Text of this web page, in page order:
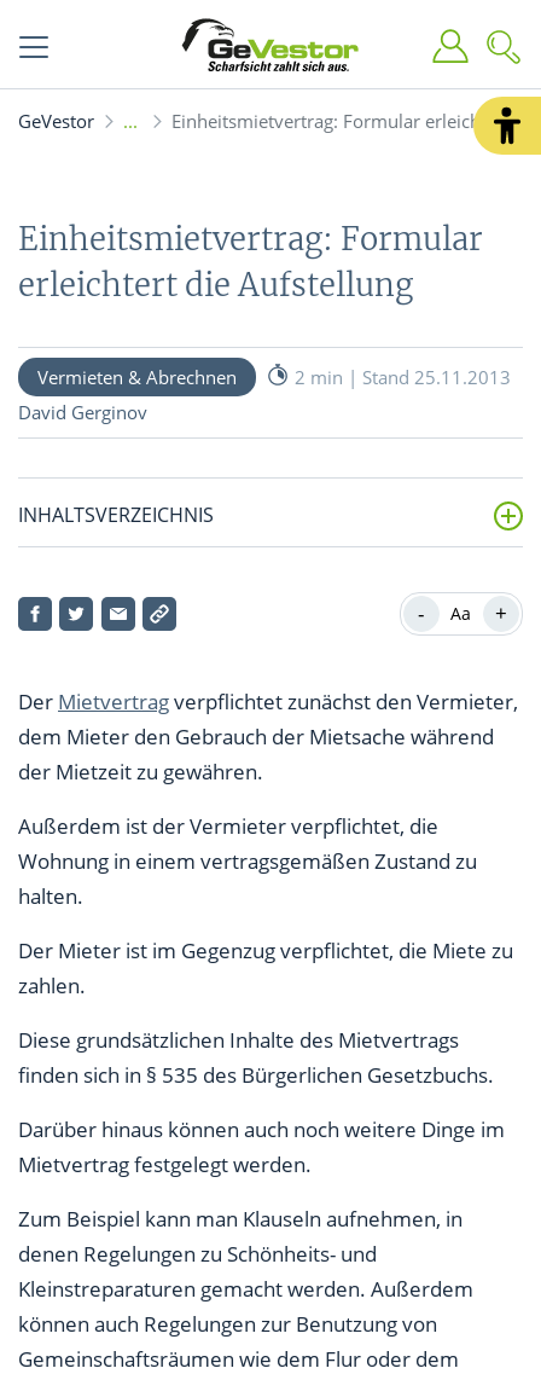
GeVestor Einheitsmietvertrag: Formular erleichtert
Einheitsmietvertrag: Formular
erleichtert die Aufstellung
Vermieten & Abrechnen
2 min | Stand 25.11.2013
David Gerginov
INHALTSVERZEICHNIS
Einheitsmietvertrag: Formular nimmt dem Vermieter
Einheitsmietvertrag: Formulare sind online verfügbar
- Aa +
Der Mietvertragverpflichtet zunächst den Vermieter,
dem Mieter den Gebrauch der Mietsache während
der Mietzeit zu gewähren.
Außerdem ist der Vermieter verpflichtet, die
Wohnung in einem vertragsgemäßen Zustand zu
halten.
Der Mieter ist im Gegenzug verpflichtet, die Miete zu
zahlen.
Diese grundsätzlichen Inhalte des Mietvertrags
finden sich in § 535 des Bürgerlichen Gesetzbuchs.
Darüber hinaus können auch noch weitere Dinge im
Mietvertrag festgelegt werden.
Zum Beispiel kann man Klauseln aufnehmen, in
denen Regelungen zu Schönheits- und
Kleinstreparaturen gemacht werden. Außerdem
können auch Regelungen zur Benutzung von
Gemeinschaftsräumen wie dem Flur oder dem